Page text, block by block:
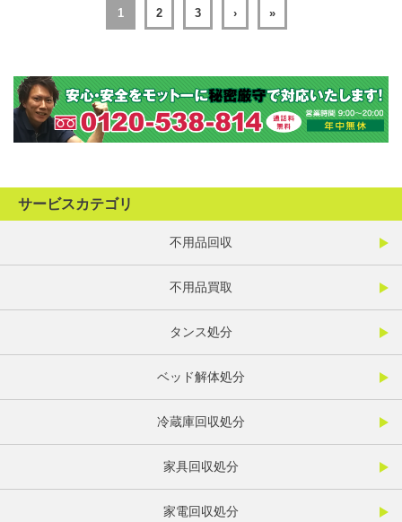
1 2 3 › »
サービスカテゴリ
不用品回収
不用品買取
タンス処分
ベッド解体処分
冷蔵庫回収処分
家具回収処分
家電回収処分